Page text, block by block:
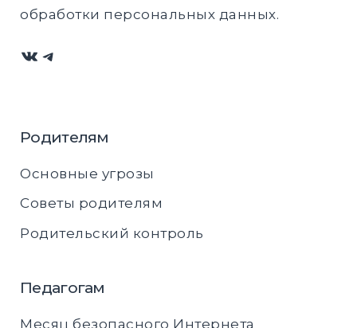
обработки персональных данных.
ВКонтакте
Telegram
Родителям
Основные угрозы
Советы родителям
Родительский контроль
Педагогам
Месяц безопасного Интернета